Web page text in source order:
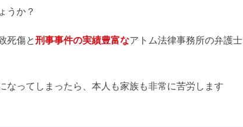
うか？
死傷と刑事事件の実績豊富なアトム法律事務所の弁護士
なってしまったら、本人も家族も非常に苦労します